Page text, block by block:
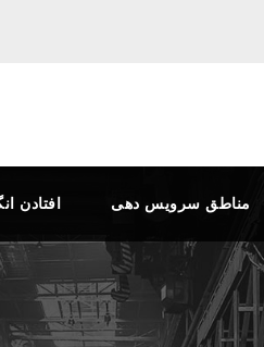
افتادن مناطق سرویس دهی